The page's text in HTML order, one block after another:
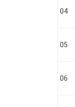
04
05
06